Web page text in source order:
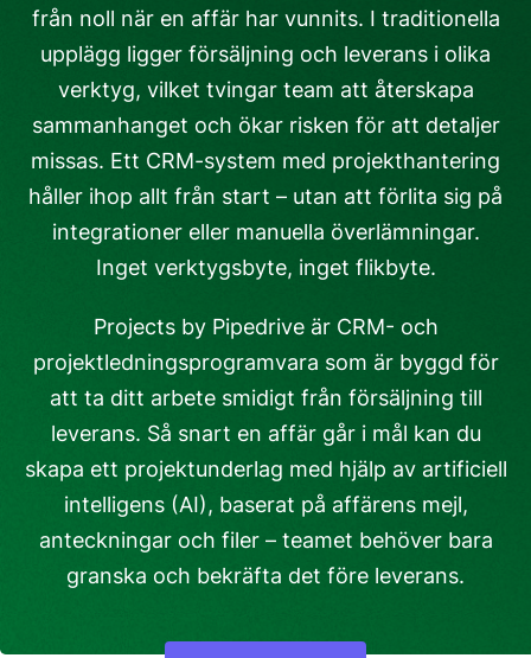
från noll när en affär har vunnits. I traditionella
upplägg ligger försäljning och leverans i olika
verktyg, vilket tvingar team att återskapa
sammanhanget och ökar risken för att detaljer
missas. Ett CRM-system med projekthantering
håller ihop allt från start – utan att förlita sig på
integrationer eller manuella överlämningar.
Inget verktygsbyte, inget flikbyte.
Projects by Pipedrive är CRM- och
projektledningsprogramvara som är byggd för
att ta ditt arbete smidigt från försäljning till
leverans. Så snart en affär går i mål kan du
skapa ett projektunderlag med hjälp av artificiell
intelligens (AI), baserat på affärens mejl,
anteckningar och filer – teamet behöver bara
granska och bekräfta det före leverans.